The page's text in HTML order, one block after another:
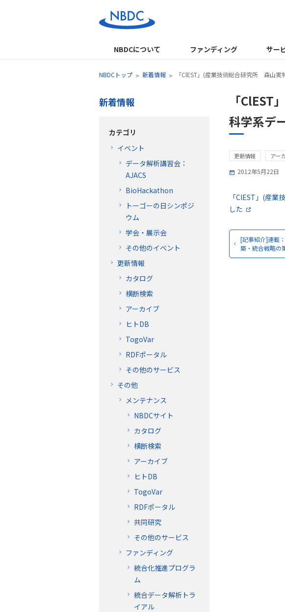
NBDCについて ファンディング サー
NBDCトップ 新着情報 「ClEST」(産業技術総合研究所 森山
「
科学系デ
更新情報 アー
2012年5月22日
「ClEST」(産
した
[記事紹介]連載
築・統合戦略の
新着情報
カテゴリ
イベント
データ解析講習会：
AJACS
BioHackathon
トーゴーの日シンポジ
ウム
学会・展示会
その他のイベント
更新情報
カタログ
横断検索
アーカイブ
ヒトDB
TogoVar
RDFポータル
その他のサービス
その他
メンテナンス
NBDCサイト
カタログ
横断検索
アーカイブ
ヒトDB
TogoVar
RDFポータル
共同研究
その他のサービス
ファンディング
統合化推進プログラ
ム
統合データ解析トラ
イアル